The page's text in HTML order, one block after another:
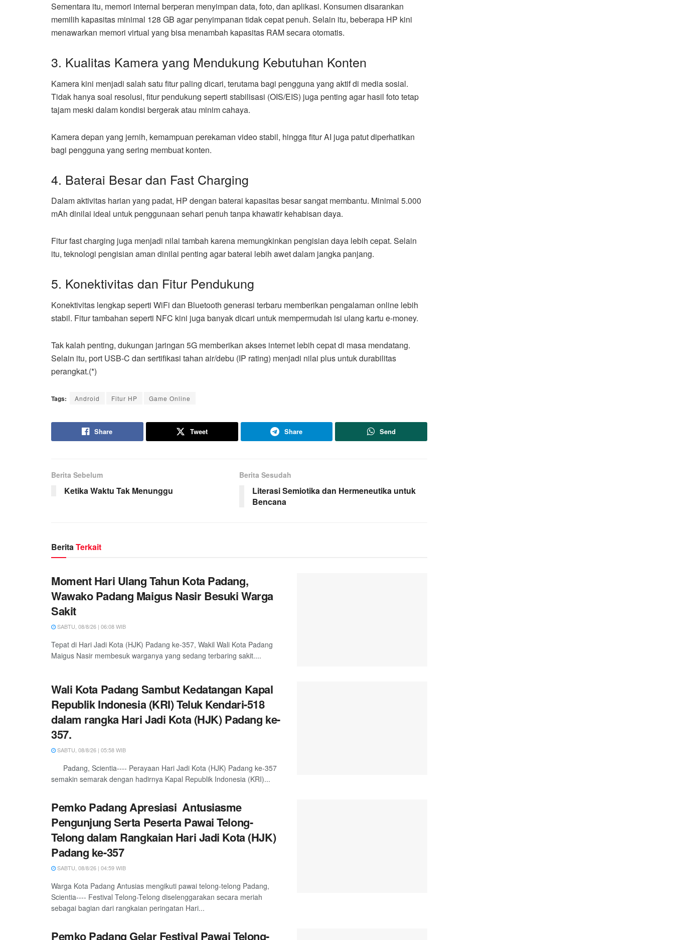
Sementara itu, memori internal berperan menyimpan data, foto, dan aplikasi. Konsumen disarankan
memilih kapasitas minimal 128 GB agar penyimpanan tidak cepat penuh. Selain itu, beberapa HP kini
menawarkan memori virtual yang bisa menambah kapasitas RAM secara otomatis.
3. Kualitas Kamera yang Mendukung Kebutuhan Konten
Kamera kini menjadi salah satu fitur paling dicari, terutama bagi pengguna yang aktif di media sosial.
Tidak hanya soal resolusi, fitur pendukung seperti stabilisasi (OIS/EIS) juga penting agar hasil foto tetap
tajam meski dalam kondisi bergerak atau minim cahaya.
Kamera depan yang jernih, kemampuan perekaman video stabil, hingga fitur AI juga patut diperhatikan
bagi pengguna yang sering membuat konten.
4. Baterai Besar dan Fast Charging
Dalam aktivitas harian yang padat, HP dengan baterai kapasitas besar sangat membantu. Minimal 5.000
mAh dinilai ideal untuk penggunaan sehari penuh tanpa khawatir kehabisan daya.
Fitur fast charging juga menjadi nilai tambah karena memungkinkan pengisian daya lebih cepat. Selain
itu, teknologi pengisian aman dinilai penting agar baterai lebih awet dalam jangka panjang.
5. Konektivitas dan Fitur Pendukung
Konektivitas lengkap seperti WiFi dan Bluetooth generasi terbaru memberikan pengalaman online lebih
stabil. Fitur tambahan seperti NFC kini juga banyak dicari untuk mempermudah isi ulang kartu e-money.
Tak kalah penting, dukungan jaringan 5G memberikan akses internet lebih cepat di masa mendatang.
Selain itu, port USB-C dan sertifikasi tahan air/debu (IP rating) menjadi nilai plus untuk durabilitas
perangkat.(*)
Tags: Android Fitur HP Game Online
Share Tweet Share Send
Berita Sebelum
Ketika Waktu Tak Menunggu
Berita Sesudah
Literasi Semiotika dan Hermeneutika untuk
Bencana
BeritaTerkait
Moment Hari Ulang Tahun Kota Padang,
Wawako Padang Maigus Nasir Besuki Warga
Sakit
SABTU, 08/8/26 | 06:08 WIB
Tepat di Hari Jadi Kota (HJK) Padang ke-357, Wakil Wali Kota Padang
Maigus Nasir membesuk warganya yang sedang terbaring sakit....
Wali Kota Padang Sambut Kedatangan Kapal
Republik Indonesia (KRI) Teluk Kendari-518
dalam rangka Hari Jadi Kota (HJK) Padang ke-
357.
SABTU, 08/8/26 | 05:58 WIB
Padang, Scientia---- Perayaan Hari Jadi Kota (HJK) Padang ke-357
semakin semarak dengan hadirnya Kapal Republik Indonesia (KRI)...
Pemko Padang Apresiasi Antusiasme
Pengunjung Serta Peserta Pawai Telong-
Telong dalam Rangkaian Hari Jadi Kota (HJK)
Padang ke-357
SABTU, 08/8/26 | 04:59 WIB
Warga Kota Padang Antusias mengikuti pawai telong-telong Padang,
Scientia---- Festival Telong-Telong diselenggarakan secara meriah
sebagai bagian dari rangkaian peringatan Hari...
Pemko Padang Gelar Festival Pawai Telong-